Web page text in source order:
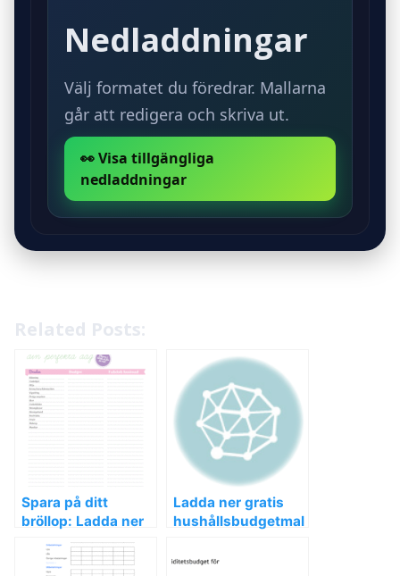
Nedladdningar
Välj formatet du föredrar. Mallarna
går att redigera och skriva ut.
👀 Visa tillgängliga
nedladdningar
Related Posts:
Spara på ditt
bröllop: Ladda ner
budgetmallar för
drömbröllopet!
Ladda ner gratis
hushållsbudgetmal
budgetering i Excel